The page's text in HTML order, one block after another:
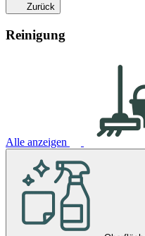
Zurück
Reinigung
Alle anzeigen